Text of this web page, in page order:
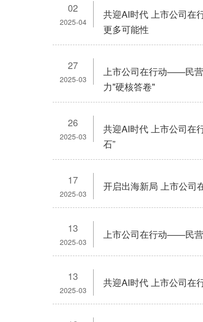
02
2025-04
共迎AI时代 上市公司在
更多可能性
27
2025-03
上市公司在行动——民
力"硬核答卷"
26
2025-03
共迎AI时代 上市公司在
石”
17
2025-03
开启出海新局 上市公司
13
2025-03
上市公司在行动——民
13
2025-03
共迎AI时代 上市公司在